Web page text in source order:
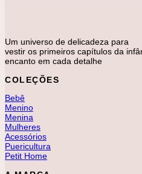
Um universo de delicadeza para
vestir os primeiros capítulos da
encanto em cada detalhe
COLEÇÕES
Bebê
Menino
Menina
Mulheres
Acessórios
Puericultura
Petit Home